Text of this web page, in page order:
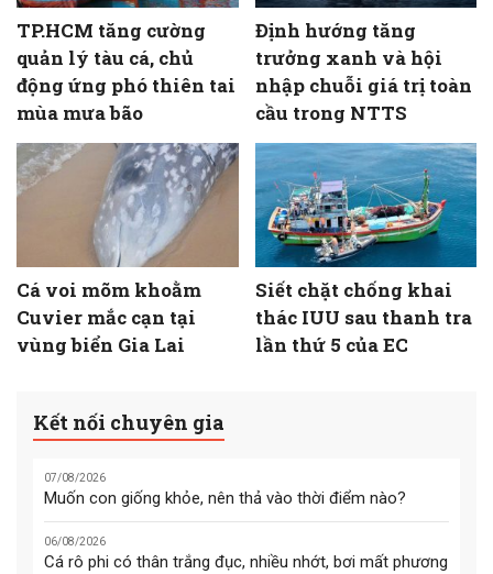
TP.HCM tăng cường
quản lý tàu cá, chủ
động ứng phó thiên tai
mùa mưa bão
Định hướng tăng
trưởng xanh và hội
nhập chuỗi giá trị toàn
cầu trong NTTS
Cá voi mõm khoằm
Cuvier mắc cạn tại
vùng biển Gia Lai
Siết chặt chống khai
thác IUU sau thanh tra
lần thứ 5 của EC
Kết nối chuyên gia
07/08/2026
Muốn con giống khỏe, nên thả vào thời điểm nào?
06/08/2026
Cá rô phi có thân trắng đục, nhiều nhớt, bơi mất phương